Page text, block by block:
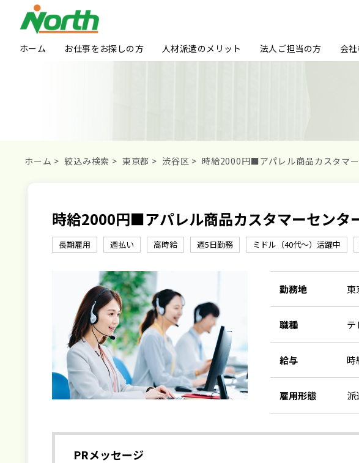
ホーム お仕事をお探しの方 人材派遣のメリット 法人ご担当の方 会
ホーム > 絞込み検索 > 東京都 > 渋谷区 > 時給2000円■アパレル商品カスタマ
時給2000円■アパレル商品カスタマーセンタ
長期雇用 週払い 高時給 週5日勤務 ミドル（40代～）活躍中
勤務地 東
職種 テ
給与 時
雇用形態 派
PRメッセージ